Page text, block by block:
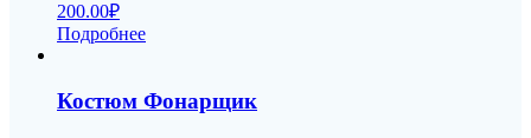
200.00₽
Подробнее
Костюм Фонарщик